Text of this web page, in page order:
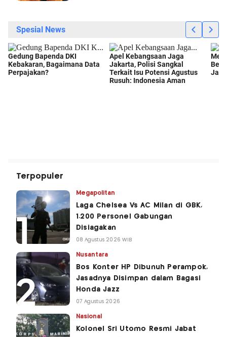
Terpopuler
Megapolitan
Laga Chelsea Vs AC Milan di GBK,
1.200 Personel Gabungan
Disiagakan
08 Agustus 2026 WIB
Nusantara
Bos Konter HP Dibunuh Perampok,
Jasadnya Disimpan dalam Bagasi
Honda Jazz
07 Agustus 2026
Nasional
Kolonel Sri Utomo Resmi Jabat